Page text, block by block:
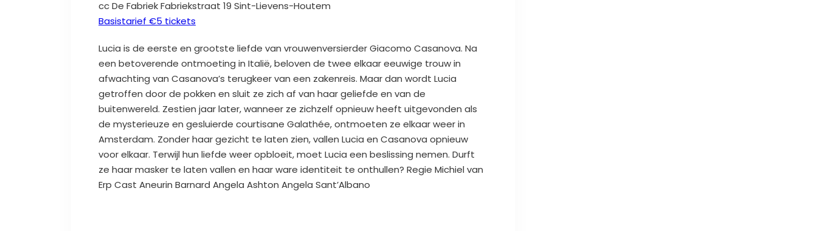
cc De Fabriek Fabriekstraat 19 Sint-Lievens-Houtem
Basistarief €5 tickets
Lucia is de eerste en grootste liefde van vrouwenversierder Giacomo Casanova. Na
een betoverende ontmoeting in Italië, beloven de twee elkaar eeuwige trouw in
afwachting van Casanova’s terugkeer van een zakenreis. Maar dan wordt Lucia
getroffen door de pokken en sluit ze zich af van haar geliefde en van de
buitenwereld. Zestien jaar later, wanneer ze zichzelf opnieuw heeft uitgevonden als
de mysterieuze en gesluierde courtisane Galathée, ontmoeten ze elkaar weer in
Amsterdam. Zonder haar gezicht te laten zien, vallen Lucia en Casanova opnieuw
voor elkaar. Terwijl hun liefde weer opbloeit, moet Lucia een beslissing nemen. Durft
ze haar masker te laten vallen en haar ware identiteit te onthullen? Regie Michiel van
Erp Cast Aneurin Barnard Angela Ashton Angela Sant’Albano